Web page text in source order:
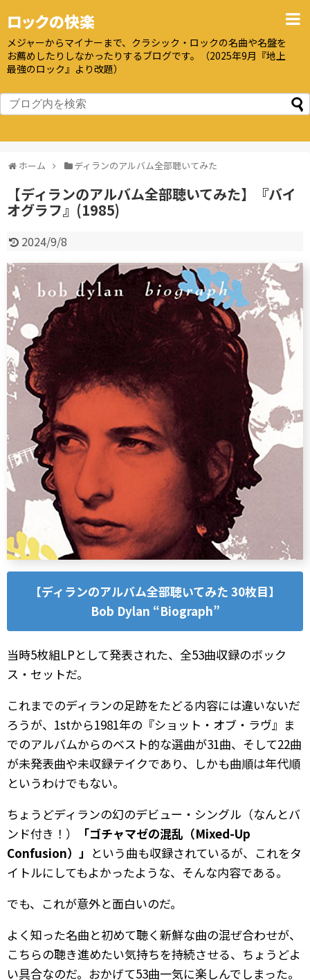
ロックの快楽
メジャーからマイナーまで、クラシック・ロックの名曲や名盤を
お薦めしたりしなかったりするブログです。（2025年9月『地上
最強のロック』より改題）
ホーム ディランのアルバム全部聴いてみた
【ディランのアルバム全部聴いてみた】『バイ
オグラフ』(1985)
2024/9/8
【ディランのアルバム全部聴いてみた 30枚目】
Bob Dylan “Biograph”
当時5枚組LPとして発表された、全53曲収録のボック
ス・セットだ。
これまでのディランの足跡をたどる内容には違いないだ
ろうが、1stから1981年の『ショット・オブ・ラヴ』ま
でのアルバムからのベスト的な選曲が31曲、そして22曲
が未発表曲や未収録テイクであり、しかも曲順は年代順
というわけでもない。
ちょうどディランの幻のデビュー・シングル（なんとバ
ンド付き！）
「ゴチャマゼの混乱（Mixed-Up
Confusion）」 という曲も収録されているが、これをタ
イトルにしてもよかったような、そんな内容である。
でも、これが意外と面白いのだ。
よく知った名曲と初めて聴く新鮮な曲の混ぜ合わせが、
こちらの聴き進めたい気持ちを持続させる、ちょうどよ
い具合なのだ。おかげて53曲一気に楽しんでしまった。